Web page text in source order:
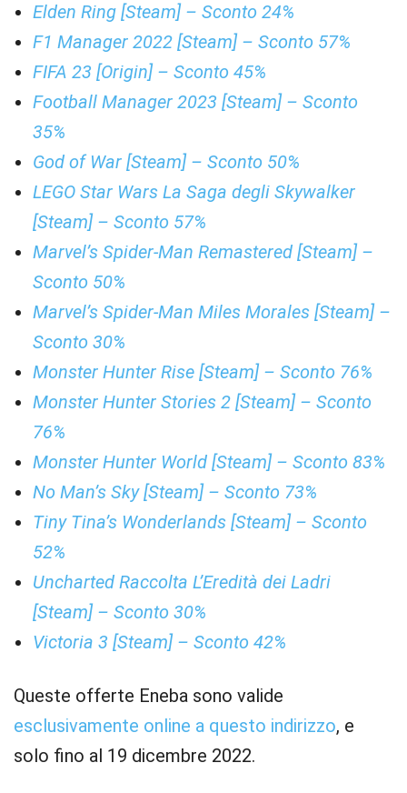
Elden Ring [Steam] – Sconto 24%
F1 Manager 2022 [Steam] – Sconto 57%
FIFA 23 [Origin] – Sconto 45%
Football Manager 2023 [Steam] – Sconto
35%
God of War [Steam] – Sconto 50%
LEGO Star Wars La Saga degli Skywalker
[Steam] – Sconto 57%
Marvel’s Spider-Man Remastered [Steam] –
Sconto 50%
Marvel’s Spider-Man Miles Morales [Steam] –
Sconto 30%
Monster Hunter Rise [Steam] – Sconto 76%
Monster Hunter Stories 2 [Steam] – Sconto
76%
Monster Hunter World [Steam] – Sconto 83%
No Man’s Sky [Steam] – Sconto 73%
Tiny Tina’s Wonderlands [Steam] – Sconto
52%
Uncharted Raccolta L’Eredità dei Ladri
[Steam] – Sconto 30%
Victoria 3 [Steam] – Sconto 42%
Queste offerte Eneba sono valide
esclusivamente online a questo indirizzo, e
solo fino al 19 dicembre 2022.